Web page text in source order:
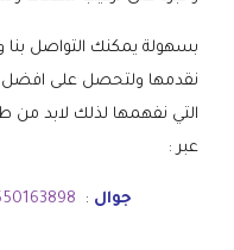
بسهولة يمكنك التواصل بنا
نقدمها ولتحصل على افضل
التي نفهمها لذلك لابد من
عبر :
جوال :